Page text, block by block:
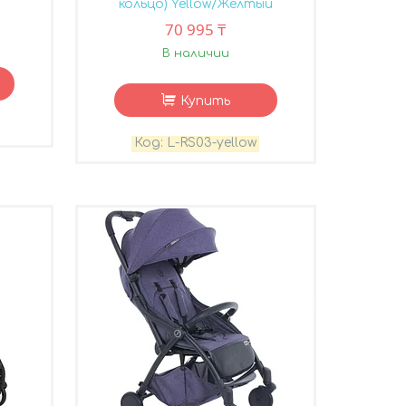
кольцо) Yellow/Желтый
70 995 ₸
В наличии
Купить
L-RS03-yellow